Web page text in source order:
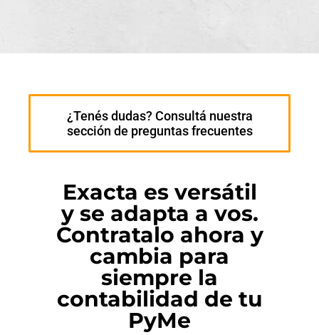
¿Tenés dudas? Consultá nuestra
sección de preguntas frecuentes
Exacta es versátil
y se adapta a vos.
Contratalo ahora y
cambia para
siempre la
contabilidad de tu
PyMe